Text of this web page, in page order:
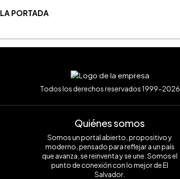
PORTADA
Todos los derechos reservados 1999-2026
Quiénes somos
Somos un portal abierto, propositivo y
moderno, pensado para reflejar a un país
que avanza, se reinventa y se une. Somos el
punto de conexión con lo mejor de El
Salvador.